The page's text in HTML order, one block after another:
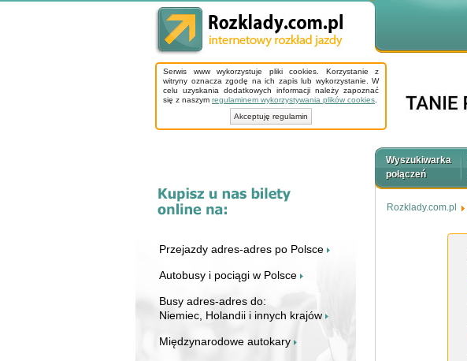
Serwis www wykorzystuje pliki cookies. Korzystanie z
witryny oznacza zgodę na ich zapis lub wykorzystanie. W
celu uzyskania dodatkowych informacji należy zapoznać
się z naszym regulaminem wykorzystywania plików cookies
Akceptuję regulamin
Przejazdy adres-adres po Polsce
Autobusy i pociągi w Polsce
Busy adres-adres do:
Niemiec, Holandii i innych krajów
Międzynarodowe autokary
Wyszukiwarka
połączeń
Rozklady.com.pl